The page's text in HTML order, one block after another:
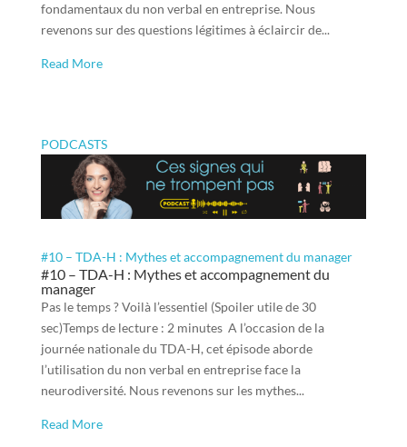
fondamentaux du non verbal en entreprise. Nous
revenons sur des questions légitimes à éclaircir de...
Read More
PODCASTS
#10 – TDA-H : Mythes et accompagnement du manager
#10 – TDA-H : Mythes et accompagnement du
manager
Pas le temps ? Voilà l’essentiel (Spoiler utile de 30
sec)Temps de lecture : 2 minutes A l’occasion de la
journée nationale du TDA-H, cet épisode aborde
l’utilisation du non verbal en entreprise face la
neurodiversité. Nous revenons sur les mythes...
Read More